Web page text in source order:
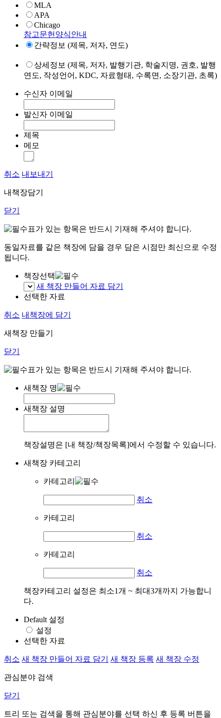
MLA
APA
Chicago
참고문헌양식안내
간략정보 (제목, 저자, 연도)
상세정보 (제목, 저자, 발행기관, 학술지명, 권호, 발행
연도, 작성언어, KDC, 자료형태, 수록면, 소장기관, 초록)
수신자 이메일
발신자 이메일
제목
메모
취소 내보내기
내책장담기
닫기
표가 있는 항목은 반드시 기재해 주셔야 합니다.
동일자료를 같은 책장에 담을 경우 담은 시점만 최신으로 수정
됩니다.
책장선택
새 책장 만들어 자료 담기
선택한 자료
취소 내책장에 담기
새책장 만들기
닫기
표가 있는 항목은 반드시 기재해 주셔야 합니다.
새책장 명
새책장 설명
책장설명은 [내 책장/책장목록]에서 수정할 수 있습니다.
새책장 카테고리
카테고리
취소
카테고리
취소
카테고리
취소
책장카테고리 설정은 최소1개 ~ 최대3개까지 가능합니
다.
Default 설정
설정
선택한 자료
취소 새 책장 만들어 자료 담기 새 책장 등록 새 책장 수정
관심분야 검색
닫기
트리 또는 검색을 통해 관심분야를 선택 하신 후 등록 버튼을